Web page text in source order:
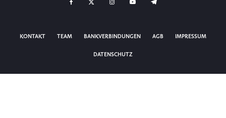
KONTAKT TEAM BANKVERBINDUNGEN AGB IMPRESSUM
DATENSCHUTZ